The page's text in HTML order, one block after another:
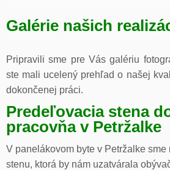
Galérie našich
Pripravili sme pre Vás galériu
ste mali ucelený prehľad o našej
dokončenej práci.
Predeľovacia stena
pracovňa v Petržalke
V panelákovom byte v Petržalke
stenu, ktorá by nám uzatvárala